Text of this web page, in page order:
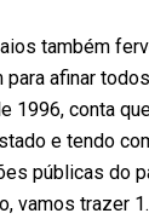
também
afinar
1996, conta
e tendo
públicas do
vamos trazer